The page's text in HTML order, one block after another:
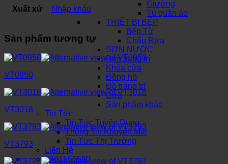
Giường
Tủ quần áo
THIẾT BỊ BẾP
Bếp Từ
Chậu Rửa
SƠN NƯỚC
Đèn trang trí
Khóa cửa
Đồng hồ
Đồ trang trí
Cửa
Sản phẩm khác
Tin Tức
Tin Tức Tuyển Dụng
Thông Tin Khuyến Mãi
Tin Tức Thị Trường
Liên Hệ
0901555580
Xuất xứ Nhập khẩu
Sản phẩm tương tự
VT0950
VT3018
VT3793